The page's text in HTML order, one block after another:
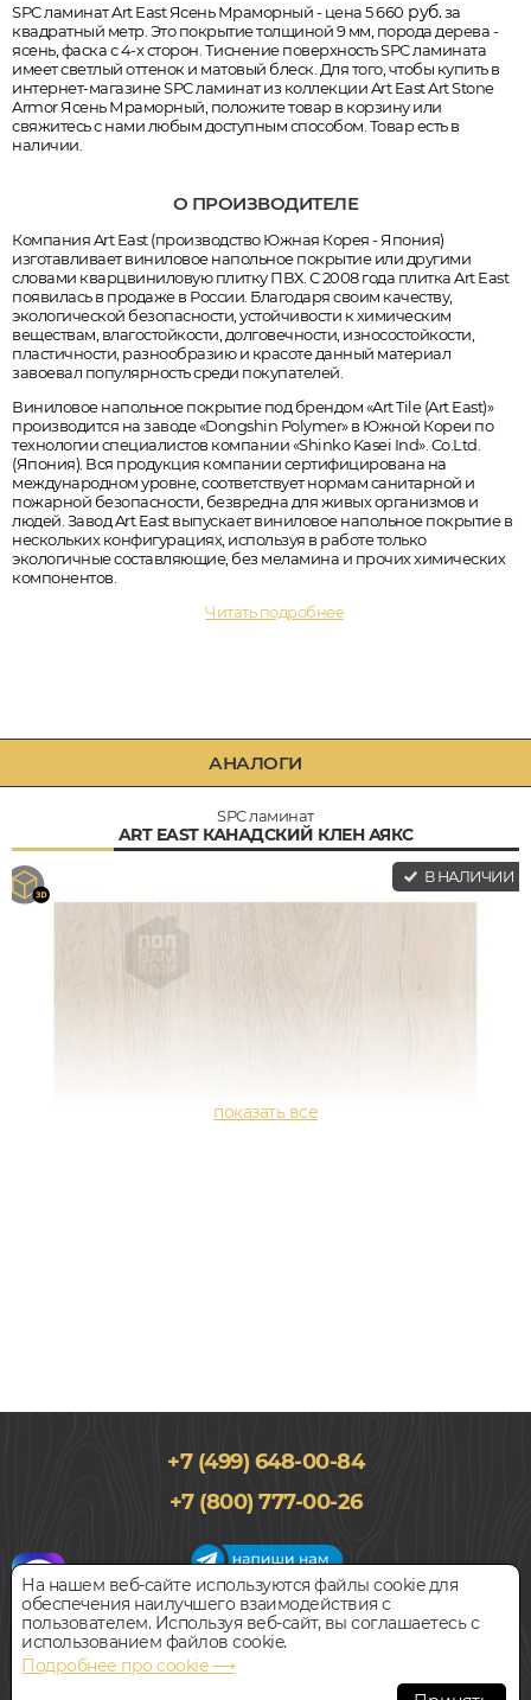
SPC ламинат Art East Ясень Мраморный - цена 5 660 руб.за
квадратный метр. Это покрытие толщиной 9 мм, порода дерева -
ясень, фаска с 4-х сторон. Тиснение поверхность SPC ламината
имеет светлый оттенок и матовый блеск. Для того, чтобы купить в
интернет-магазине SPC ламинат из коллекции Art East Art Stone
Armor Ясень Мраморный, положите товар в корзину или
свяжитесь с нами любым доступным способом. Товар есть в
наличии.
О ПРОИЗВОДИТЕЛЕ
Компания Art East (производство Южная Корея - Япония)
изготавливает виниловое напольное покрытие или другими
словами кварцвиниловую плитку ПВХ. С 2008 года плитка Art East
появилась в продаже в России. Благодаря своим качеству,
экологической безопасности, устойчивости к химическим
веществам, влагостойкости, долговечности, износостойкости,
пластичности, разнообразию и красоте данный материал
завоевал популярность среди покупателей.
Виниловое напольное покрытие под брендом «Art Tile (Art East)»
производится на заводе «Dongshin Polymer» в Южной Кореи по
технологии специалистов компании «Shinko Kasei Ind». Co.Ltd.
(Япония). Вся продукция компании сертифицирована на
международном уровне, соответствует нормам санитарной и
пожарной безопасности, безвредна для живых организмов и
людей. Завод Art East выпускает виниловое напольное покрытие в
нескольких конфигурациях, используя в работе только
экологичные составляющие, без меламина и прочих химических
компонентов.
Читать подробнее
АНАЛОГИ
SPC ламинат
ART EAST КАНАДСКИЙ КЛЕН АЯКС
В НАЛИЧИИ
196x1220, 9мм
Клён, Однополосный, Водостойкий
Цена за 1 м² 5 660руб.
БЫСТРЫЙ ЗАКАЗ КУПИТЬ
+7 (499) 648-00-84
+7 (800) 777-00-26
График работы салона
Пн-Вс с 09:00 до 21:00
Наш адрес:127018, г. Москва,
ул.Складочная, д.1, строение 9
На нашем веб-сайте используются файлы cookie для
обеспечения наилучшего взаимодействия с
пользователем. Используя веб-сайт, вы соглашаетесь с
использованием файлов cookie.
Подробнее про cookie ⟶